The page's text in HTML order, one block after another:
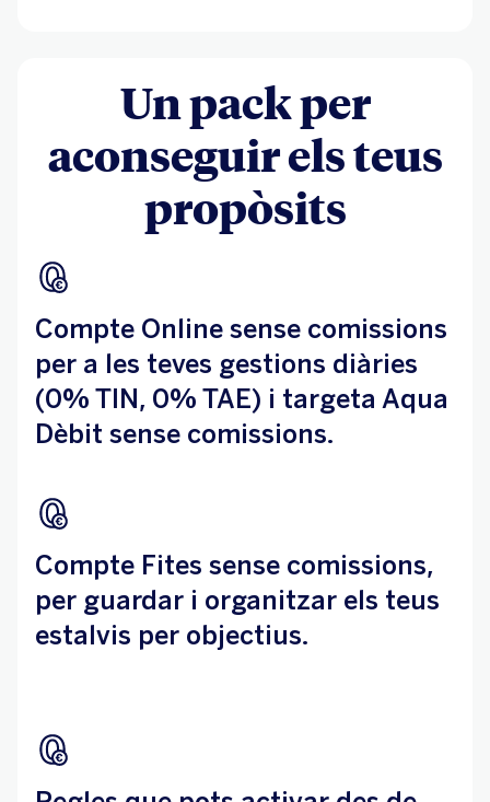
Un pack per
aconseguir els teus
propòsits
Compte Online sense comissions
per a les teves gestions diàries
(0% TIN, 0% TAE) i targeta Aqua
Dèbit sense comissions.
Compte Fites sense comissions,
per guardar i organitzar els teus
estalvis per objectius.